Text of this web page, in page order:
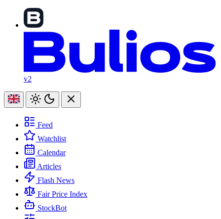
v2
Feed
Watchlist
Calendar
Articles
Flash News
Fair Price Index
StockBot